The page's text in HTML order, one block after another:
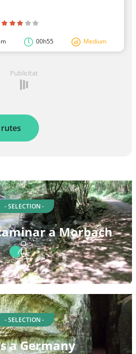
00h55 Medium
Publicitat
- SELECTION -
a Morbach
- SELECTION -
a Germany